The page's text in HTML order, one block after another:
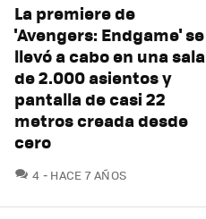
La premiere de
'Avengers: Endgame' se
llevó a cabo en una sala
de 2.000 asientos y
pantalla de casi 22
metros creada desde
cero
4 COMENTARIOS
HACE 7 AÑOS